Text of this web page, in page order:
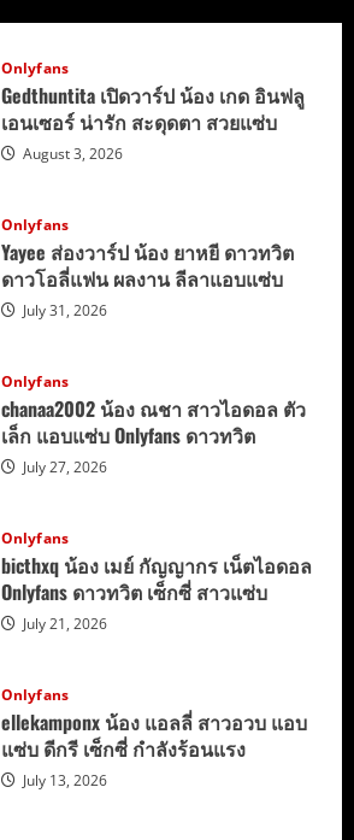
Onlyfans
Gedthuntita เปิดวาร์ป น้อง เกด อินฟลู
เอนเซอร์ น่ารัก สะดุดตา สวยแซ่บ
August 3, 2026
Onlyfans
Yayee ส่องวาร์ป น้อง ยาหยี ดาวทวิต
ดาวโอลี่แฟน ผลงาน ลีลาแอบแซ่บ
July 31, 2026
Onlyfans
chanaa2002 น้อง ณชา สาวไอดอล ตัว
เล็ก แอบแซ่บ Onlyfans ดาวทวิต
July 27, 2026
Onlyfans
bicthxq น้อง เมย์ กัญญากร เน็ตไอดอล
Onlyfans ดาวทวิต เซ็กซี่ สาวแซ่บ
July 21, 2026
Onlyfans
ellekamponx น้อง แอลลี่ สาวอวบ แอบ
แซ่บ ดีกรี เซ็กซี่ กำลังร้อนแรง
July 13, 2026